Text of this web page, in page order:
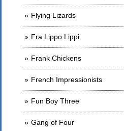
Flying Lizards
Fra Lippo Lippi
Frank Chickens
French Impressionists
Fun Boy Three
Gang of Four